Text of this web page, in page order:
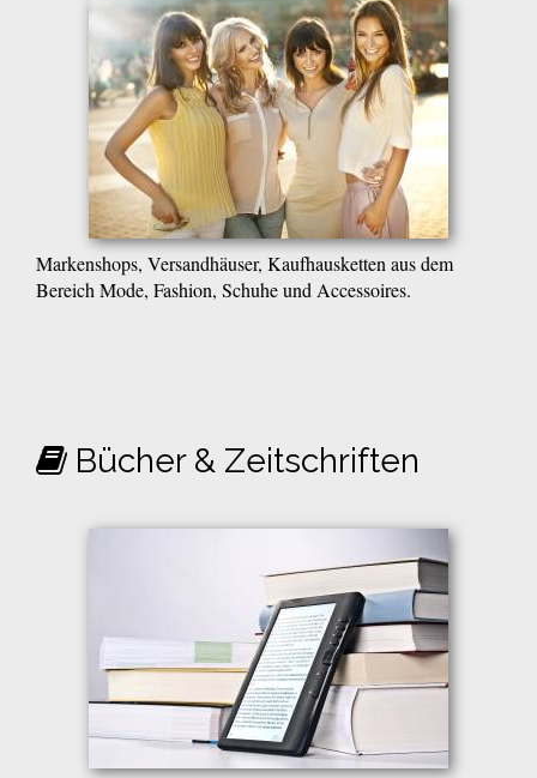
Markenshops, Versandhäuser, Kaufhausketten aus dem
Bereich Mode, Fashion, Schuhe und Accessoires.
Bücher & Zeitschriften